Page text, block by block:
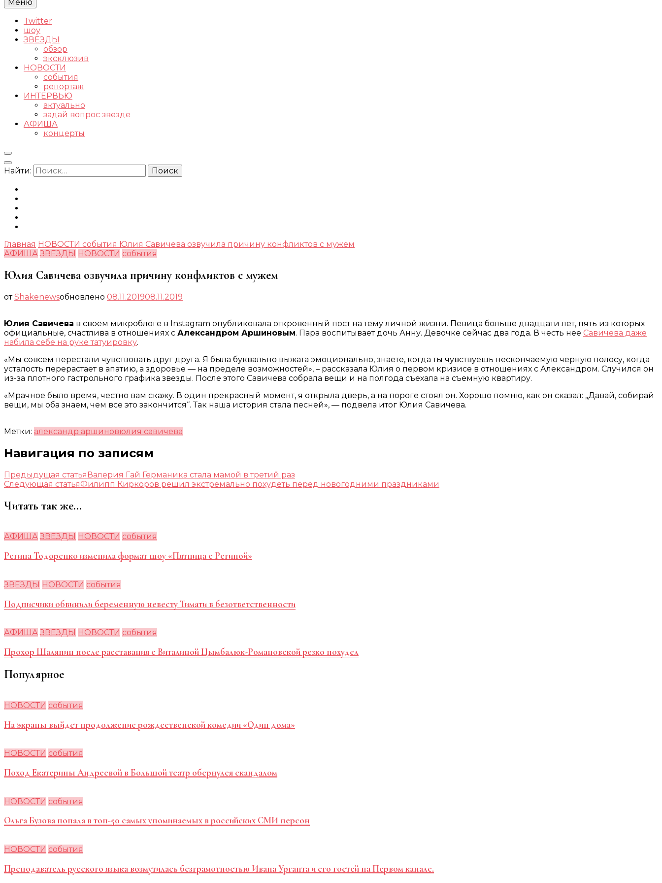
Меню
Twitter
шоу
ЗВЕЗДЫ
обзор
эксклюзив
НОВОСТИ
события
репортаж
ИНТЕРВЬЮ
актуально
задай вопрос звезде
АФИША
концерты
Найти:
Главная НОВОСТИ события Юлия Савичева озвучила причину конфликтов с мужем
АФИША ЗВЕЗДЫ НОВОСТИ события
Юлия Савичева озвучила причину конфликтов с мужем
отShakenewsобновлено 08.11.201908.11.2019
Юлия Савичева в своем микроблоге в Instagram опубликовала откровенный пост на тему личной жизни. Певица больше двадцати лет, пять из которых
официальные, счастлива в отношениях с Александром Аршиновым. Пара воспитывает дочь Анну. Девочке сейчас два года. В честь нее Савичева даже
набила себе на руке татуировку.
«Мы совсем перестали чувствовать друг друга. Я была буквально выжата эмоционально, знаете, когда ты чувствуешь нескончаемую черную полосу, когда
усталость перерастает в апатию, а здоровье — на пределе возможностей», – рассказала Юлия о первом кризисе в отношениях с Александром. Случился он
из-за плотного гастрольного графика звезды. После этого Савичева собрала вещи и на полгода съехала на съемную квартиру.
«Мрачное было время, честно вам скажу. В один прекрасный момент, я открыла дверь, а на пороге стоял он. Хорошо помню, как он сказал: „Давай, собирай
вещи, мы оба знаем, чем все это закончится“. Так наша история стала песней», — подвела итог Юлия Савичева.
Метки: александр аршиновюлия савичева
Навигация по записям
Предыдущая статьяВалерия Гай Германика стала мамой в третий раз
Следующая статьяФилипп Киркоров решил экстремально похудеть перед новогодними праздниками
Читать так же...
АФИША ЗВЕЗДЫ НОВОСТИ события
Регина Тодоренко изменила формат шоу «Пятница с Региной»
ЗВЕЗДЫ НОВОСТИ события
Подписчики обвинили беременную невесту Тимати в безответственности
АФИША ЗВЕЗДЫ НОВОСТИ события
Прохор Шаляпин после расставания с Виталиной Цымбалюк-Романовской резко похудел
Популярное
НОВОСТИ события
На экраны выйдет продолжение рождественской комедии «Один дома»
НОВОСТИ события
Поход Екатерины Андреевой в Большой театр обернулся скандалом
НОВОСТИ события
Ольга Бузова попала в топ-50 самых упоминаемых в российских СМИ персон
НОВОСТИ события
Преподаватель русского языка возмутилась безграмотностью Ивана Урганта и его гостей на Первом канале.